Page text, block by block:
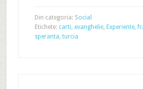
Din categoria: Social
Etichete: carti, evanghelie, Experiente,
speranta, turcia